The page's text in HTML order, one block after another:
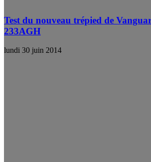
Test du nouveau trépied de
233AGH
lundi 30 juin 2014